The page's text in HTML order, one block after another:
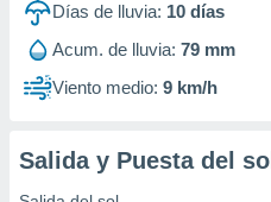
Días de lluvia: 10 días
Acum. de lluvia: 79 mm
Viento medio: 9 km/h
Salida y Puesta del sol